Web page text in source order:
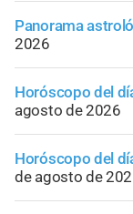
Panorama
2026
Horóscopo del
agosto de 2026
Horóscopo del
de agosto de